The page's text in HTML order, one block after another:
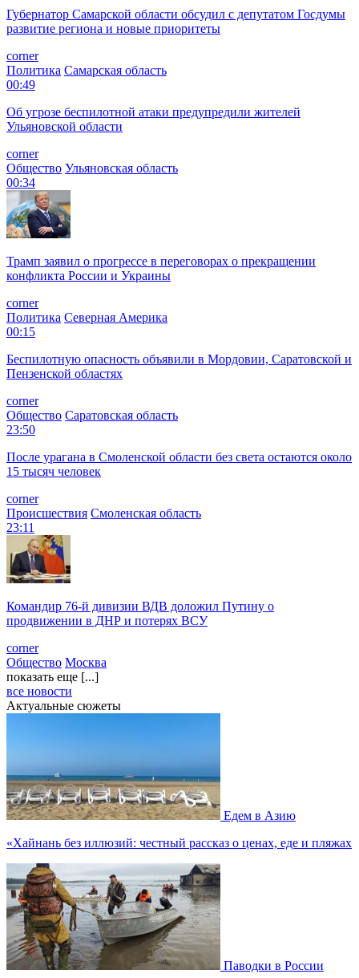
Губернатор Самарской области обсудил с депутатом Госдумы
развитие региона и новые приоритеты
corner
Политика Самарская область
00:49
Об угрозе беспилотной атаки предупредили жителей
Ульяновской области
corner
Общество Ульяновская область
00:34
Трамп заявил о прогрессе в переговорах о прекращении
конфликта России и Украины
corner
Политика Северная Америка
00:15
Беспилотную опасность объявили в Мордовии, Саратовской и
Пензенской областях
corner
Общество Саратовская область
23:50
После урагана в Смоленской области без света остаются около
15 тысяч человек
corner
Происшествия Смоленская область
23:11
Командир 76-й дивизии ВДВ доложил Путину о
продвижении в ДНР и потерях ВСУ
corner
Общество Москва
показать еще [...]
все новости
Актуальные сюжеты
Едем в Азию
«Хайнань без иллюзий: честный рассказ о ценах, еде и пляжах
Паводки в России